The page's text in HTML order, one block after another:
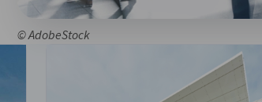
© AdobeStock